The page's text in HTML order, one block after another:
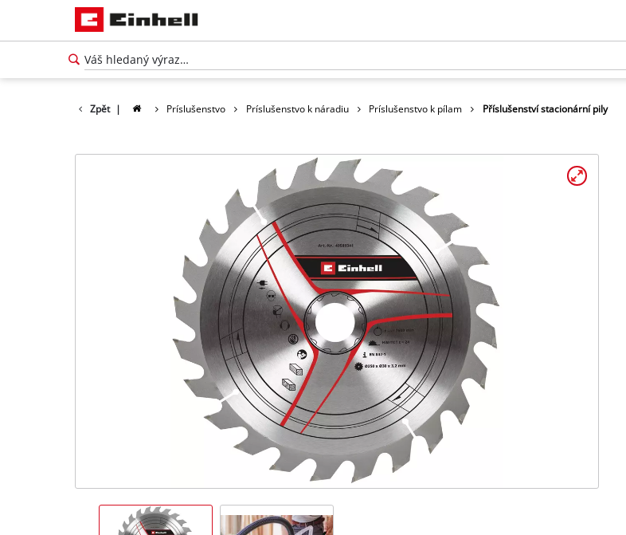
Zpět | Príslušenstvo Príslušenstvo k náradiu Príslušenstvo k pílam Příslušenství stacionární pily